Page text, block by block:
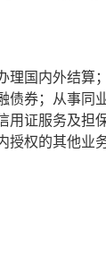
国内外结算
券；从事同
证服务及担
权的其他业务